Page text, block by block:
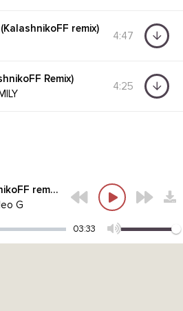
remix)
4:47
Remix)
4:25
Вместе (KalashnikoFF remix)
G
03:33